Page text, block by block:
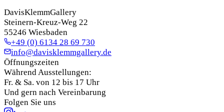
DavisKlemmGallery
Steinern-Kreuz-Weg 22
55246 Wiesbaden
+49 (0) 6134 28 69 730
info@davisklemmgallery.de
Öffnungszeiten
Während Ausstellungen:
Fr. & Sa. von 12 bis 17 Uhr
Und gern nach Vereinbarung
Folgen Sie uns